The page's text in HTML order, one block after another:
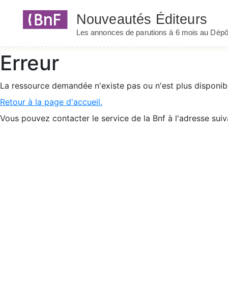
Erreur
La ressource demandée n'existe pas ou n'est plus
Retour à la page d'accueil.
Vous pouvez contacter le service de la Bnf à l'adresse